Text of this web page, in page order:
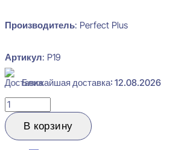
Производитель: Perfect Plus
Артикул: P19
Ближайшая доставка: 12.08.2026
Количество
товара
Perfect
Plus
В корзину